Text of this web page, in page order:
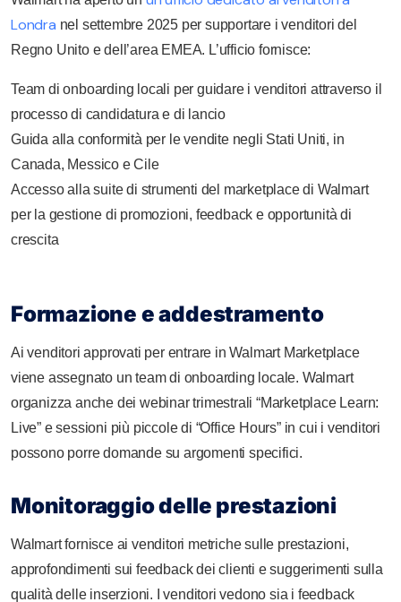
Londra nel settembre 2025 per supportare i venditori del
Regno Unito e dell’area EMEA. L’ufficio fornisce:
Team di onboarding locali per guidare i venditori attraverso il
processo di candidatura e di lancio
Guida alla conformità per le vendite negli Stati Uniti, in
Canada, Messico e Cile
Accesso alla suite di strumenti del marketplace di Walmart
per la gestione di promozioni, feedback e opportunità di
crescita
Formazione e addestramento
Ai venditori approvati per entrare in Walmart Marketplace
viene assegnato un team di onboarding locale. Walmart
organizza anche dei webinar trimestrali “Marketplace Learn:
Live” e sessioni più piccole di “Office Hours” in cui i venditori
possono porre domande su argomenti specifici.
Monitoraggio delle prestazioni
Walmart fornisce ai venditori metriche sulle prestazioni,
approfondimenti sui feedback dei clienti e suggerimenti sulla
qualità delle inserzioni. I venditori vedono sia i feedback